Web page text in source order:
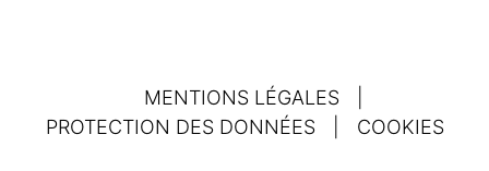
MENTIONS LÉGALES
PROTECTION DES DONNÉES
COOKIES